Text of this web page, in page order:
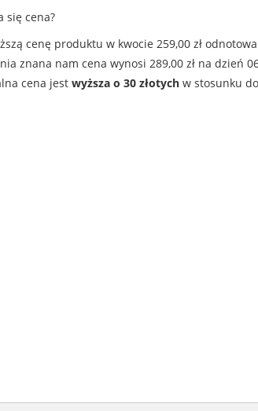
się cena?
cenę produktu w kwocie 259,00 zł
znana nam cena wynosi 289,00 zł na dzień
cena jestwyższa o 30 złotych w stosunku